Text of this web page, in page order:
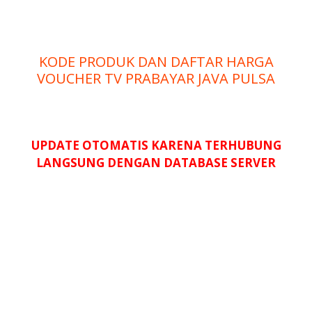
KODE PRODUK DAN DAFTAR HARGA
VOUCHER TV PRABAYAR JAVA PULSA
UPDATE OTOMATIS KARENA TERHUBUNG
LANGSUNG DENGAN DATABASE SERVER